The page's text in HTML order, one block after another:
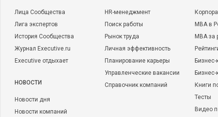
Лица Сообщества
Лига экспертов
История Сообщества
Журнал Executive.ru
Executive отдыхает
НОВОСТИ
Новости дня
Новости компаний
HR-менеджмент
Поиск работы
Рынок труда
Личная эффективность
Планирование карьеры
Управленческие вакансии
Справочник компаний
MBA в
MBA
Бизнес-
Книги
Тесты
Видео